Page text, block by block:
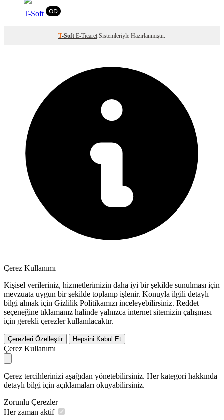
T-Soft
T-Soft E-Ticaret Sistemleriyle Hazırlanmıştır.
Çerez Kullanımı
Kişisel verileriniz, hizmetlerimizin daha iyi bir şekilde sunulması için
mevzuata uygun bir şekilde toplanıp işlenir. Konuyla ilgili detaylı
bilgi almak için Gizlilik Politikamızı inceleyebilirsiniz. Reddet
seçeneğine tıklamanız halinde yalnızca internet sitemizin çalışması
için gerekli çerezler kullanılacaktır.
Çerezleri Özelleştir Hepsini Kabul Et
Çerez Kullanımı
Çerez tercihlerinizi aşağıdan yönetebilirsiniz. Her kategori hakkında
detaylı bilgi için açıklamaları okuyabilirsiniz.
Zorunlu Çerezler
Her zaman aktif